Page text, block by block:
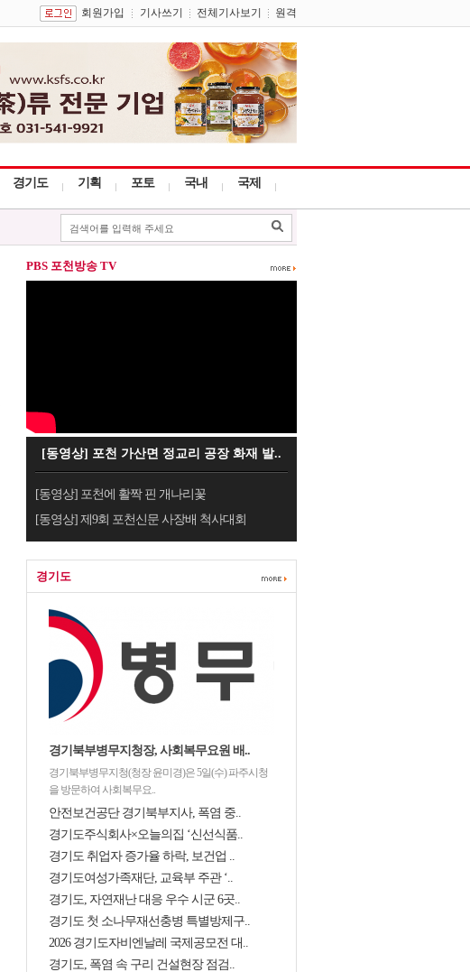
회원가입 기사쓰기 전체기사보기 원격
경기도 기획 포토 국내 국제
PBS 포천방송 TV
[동영상] 포천 가산면 정교리 공장 화재 발..
[동영상] 포천에 활짝 핀 개나리꽃
[동영상] 제9회 포천신문 사장배 척사대회
경기도
경기북부병무지청장, 사회복무요원 배..
경기북부병무지청(청장 윤미경)은 5일(수) 파주시청
을 방문하여 사회복무요..
안전보건공단 경기북부지사, 폭염 중..
경기도주식회사×오늘의집 ‘신선식품..
경기도 취업자 증가율 하락, 보건업 ..
경기도여성가족재단, 교육부 주관 ‘..
경기도, 자연재난 대응 우수 시군 6곳..
경기도 첫 소나무재선충병 특별방제구..
2026 경기도자비엔날레 국제공모전 대..
경기도, 폭염 속 구리 건설현장 점검..